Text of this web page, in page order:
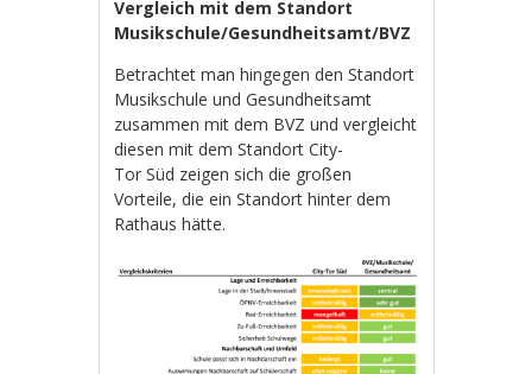
Vergleich mit dem Standort
Musikschule/Gesundheitsamt/BVZ
Betrachtet man hingegen den Standort
Musikschule und Gesundheitsamt
zusammen mit dem BVZ und vergleicht
diesen mit dem Standort City-
Tor Süd zeigen sich die großen
Vorteile, die ein Standort hinter dem
Rathaus hätte.